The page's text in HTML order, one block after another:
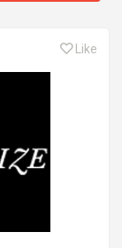
Like